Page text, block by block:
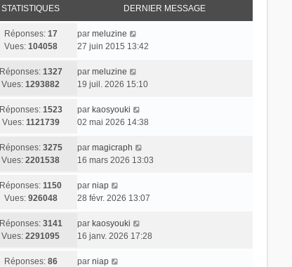
STATISTIQUES DERNIER MESSAGE
Réponses: 17
Vues: 104058
par meluzine
27 juin 2015 13:42
Réponses: 1327
Vues:1293882
par meluzine
19 juil. 2026 15:10
Réponses: 1523
Vues: 1121739
par kaosyouki
02 mai 2026 14:38
Réponses: 3275
Vues:2201538
par magicraph
16 mars 2026 13:03
Réponses:1150
Vues: 926048
par niap
28 févr. 2026 13:07
Réponses: 3141
Vues:2291095
par kaosyouki
16 janv. 2026 17:28
Réponses: 86
par niap